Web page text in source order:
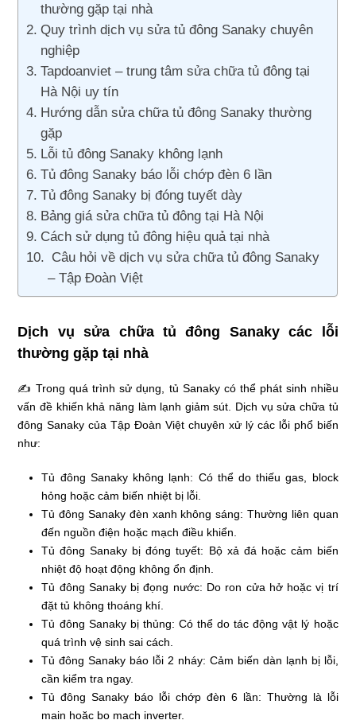
thường gặp tại nhà
Quy trình dịch vụ sửa tủ đông Sanaky chuyên
nghiệp
Tapdoanviet – trung tâm sửa chữa tủ đông tại
Hà Nội uy tín
Hướng dẫn sửa chữa tủ đông Sanaky thường
gặp
Lỗi tủ đông Sanaky không lạnh
Tủ đông Sanaky báo lỗi chớp đèn 6 lần
Tủ đông Sanaky bị đóng tuyết dày
Bảng giá sửa chữa tủ đông tại Hà Nội
Cách sử dụng tủ đông hiệu quả tại nhà
Câu hỏi về dịch vụ sửa chữa tủ đông Sanaky
– Tập Đoàn Việt
Dịch vụ sửa chữa tủ đông Sanaky các lỗi
thường gặp tại nhà
✍ Trong quá trình sử dụng, tủ Sanaky có thể phát sinh nhiều
vấn đề khiến khả năng làm lạnh giảm sút. Dịch vụ sửa chữa tủ
đông Sanaky của Tập Đoàn Việt chuyên xử lý các lỗi phổ biến
như:
Tủ đông Sanaky không lạnh: Có thể do thiếu gas, block
hỏng hoặc cảm biến nhiệt bị lỗi.
Tủ đông Sanaky đèn xanh không sáng: Thường liên quan
đến nguồn điện hoặc mạch điều khiển.
Tủ đông Sanaky bị đóng tuyết: Bộ xả đá hoặc cảm biến
nhiệt độ hoạt động không ổn định.
Tủ đông Sanaky bị đọng nước: Do ron cửa hở hoặc vị trí
đặt tủ không thoáng khí.
Tủ đông Sanaky bị thủng: Có thể do tác động vật lý hoặc
quá trình vệ sinh sai cách.
Tủ đông Sanaky báo lỗi 2 nháy: Cảm biến dàn lạnh bị lỗi,
cần kiểm tra ngay.
Tủ đông Sanaky báo lỗi chớp đèn 6 lần: Thường là lỗi
main hoặc bo mạch inverter.